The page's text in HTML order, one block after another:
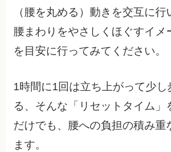
（腰を丸める）動きを交互に
腰まわりをやさしくほぐすイメ
を目安に行ってみてください。
1時間に1回は立ち上がって少
る、そんな「リセットタイム」
だけでも、腰への負担の積み重
ます。